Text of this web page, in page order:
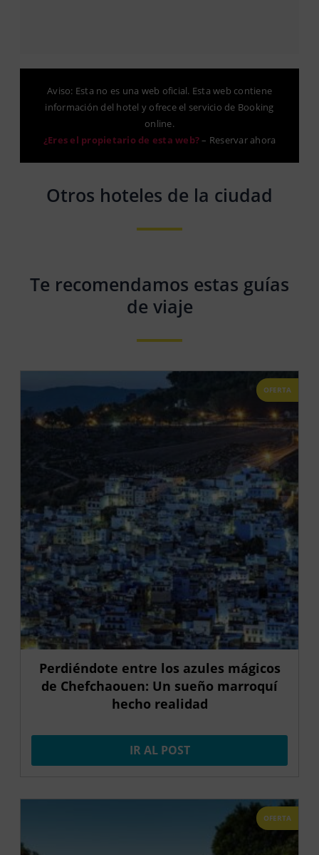
Aviso: Esta no es una web oficial. Esta web contiene
información del hotel y ofrece el servicio de Booking
online.
¿Eres el propietario de esta web?– Reservar ahora
Otros hoteles de la ciudad
Te recomendamos estas guías
de viaje
OFERTA
Perdiéndote entre los azules mágicos
de Chefchaouen: Un sueño marroquí
hecho realidad
IR AL POST
OFERTA